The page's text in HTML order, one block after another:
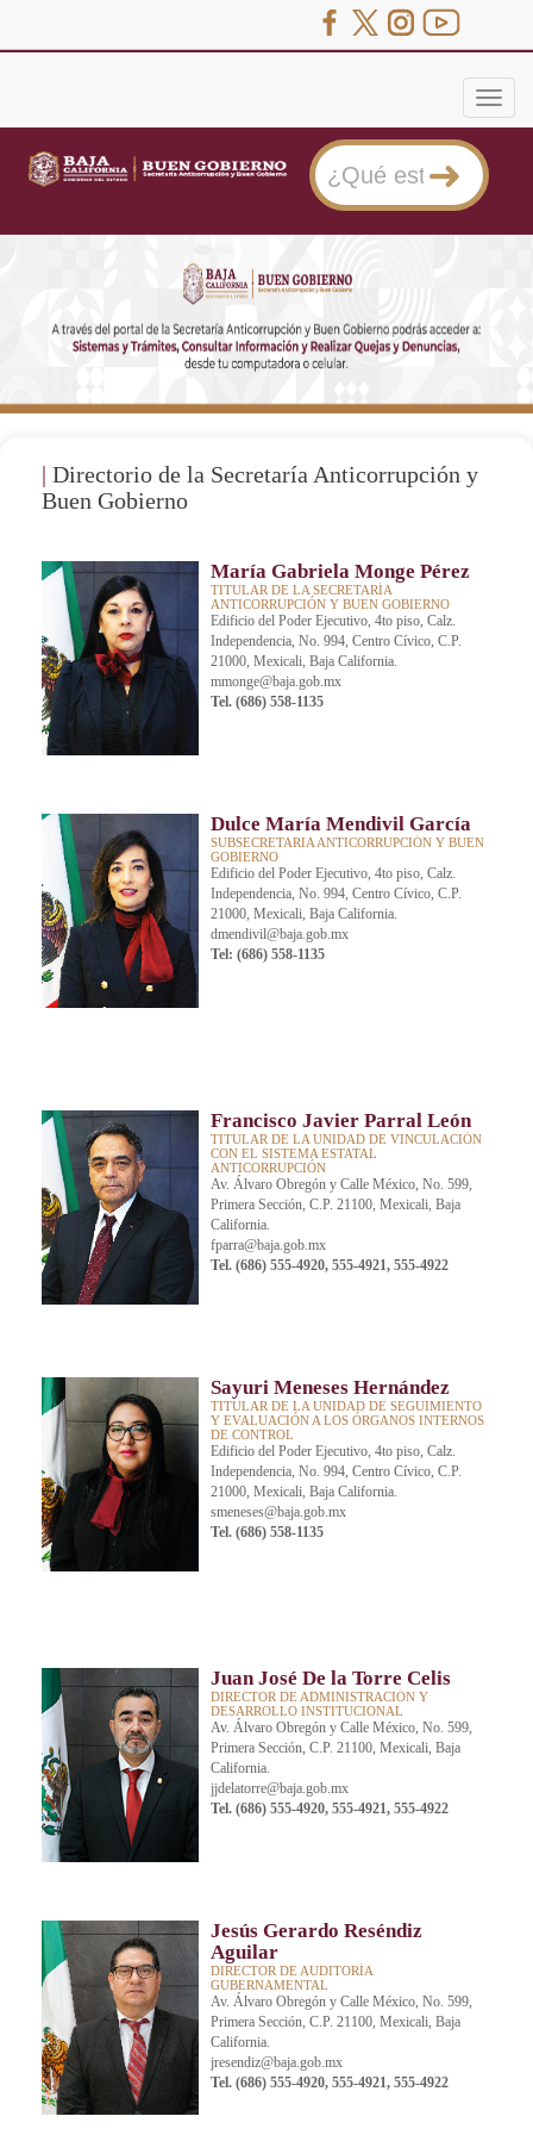
menu
| Directorio de la Secretaría Anticorrupción y
Buen Gobierno
María Gabriela Monge Pérez
TITULAR DE LA SECRETARÍA
ANTICORRUPCIÓN Y BUEN GOBIERNO
Edificio del Poder Ejecutivo, 4to piso, Calz.
Independencia, No. 994, Centro Cívico, C.P.
21000, Mexicali, Baja California.
mmonge@baja.gob.mx
Tel. (686) 558-1135
Dulce María Mendivil García
SUBSECRETARIA ANTICORRUPCIÓN Y BUEN
GOBIERNO
Edificio del Poder Ejecutivo, 4to piso, Calz.
Independencia, No. 994, Centro Cívico, C.P.
21000, Mexicali, Baja California.
dmendivil@baja.gob.mx
Tel: (686) 558-1135
Francisco Javier Parral León
TITULAR DE LA UNIDAD DE VINCULACIÓN
CON EL SISTEMA ESTATAL
ANTICORRUPCIÓN
Av. Álvaro Obregón y Calle México, No. 599,
Primera Sección, C.P. 21100, Mexicali, Baja
California.
fparra@baja.gob.mx
Tel. (686) 555-4920, 555-4921, 555-4922
Sayuri Meneses Hernández
TITULAR DE LA UNIDAD DE SEGUIMIENTO
Y EVALUACIÓN A LOS ÓRGANOS INTERNOS
DE CONTROL
Edificio del Poder Ejecutivo, 4to piso, Calz.
Independencia, No. 994, Centro Cívico, C.P.
21000, Mexicali, Baja California.
smeneses@baja.gob.mx
Tel. (686) 558-1135
Juan José De la Torre Celis
DIRECTOR DE ADMINISTRACIÓN Y
DESARROLLO INSTITUCIONAL
Av. Álvaro Obregón y Calle México, No. 599,
Primera Sección, C.P. 21100, Mexicali, Baja
California.
jjdelatorre@baja.gob.mx
Tel. (686) 555-4920, 555-4921, 555-4922
Jesús Gerardo Reséndiz
Aguilar
DIRECTOR DE AUDITORÍA
GUBERNAMENTAL
Av. Álvaro Obregón y Calle México, No. 599,
Primera Sección, C.P. 21100, Mexicali, Baja
California.
jresendiz@baja.gob.mx
Tel. (686) 555-4920, 555-4921, 555-4922